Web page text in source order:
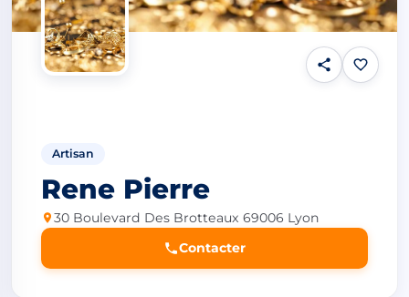
Artisan
Rene Pierre
30 Boulevard Des Brotteaux 69006 Lyon
Contacter